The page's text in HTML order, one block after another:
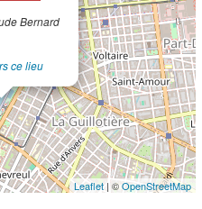
Bernard
ce lieu
Leaflet| ©OpenStreetMap